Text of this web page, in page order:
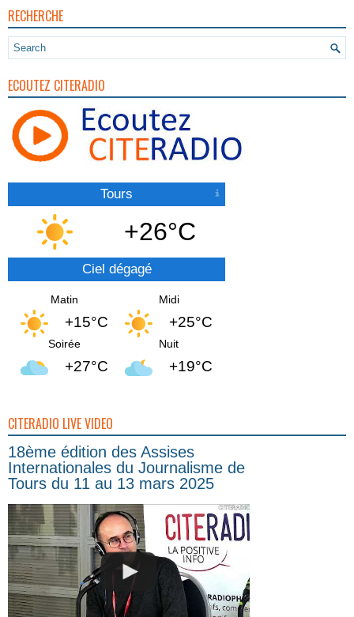
RECHERCHE
ECOUTEZ CITERADIO
Tours
+26°C
Ciel dégagé
Matin
+15°C
Midi
+25°C
Soirée
+27°C
Nuit
+19°C
CITERADIO LIVE VIDEO
18ème édition des Assises
Internationales du Journalisme de
Tours du 11 au 13 mars 2025